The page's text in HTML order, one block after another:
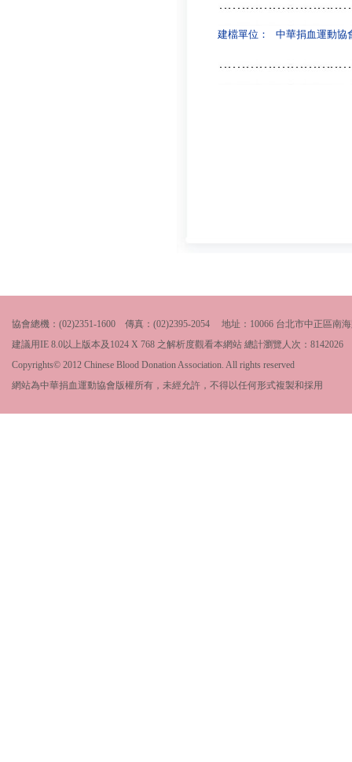
建檔單位： 中華捐血運動協
協會總機：(02)2351-1600 傳真：(02)2395-2054 地址：10066 台北市中正區南
建議用IE 8.0以上版本及1024 X 768 之解析度觀看本網站 總計瀏覽人次： 8142026
Copyrights© 2012 Chinese Blood Donation Association. All rights reserved
網站為中華捐血運動協會版權所有，未經允許，不得以任何形式複製和採用